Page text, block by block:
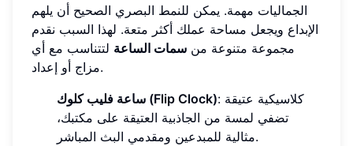
الجماليات مهمة. يمكن للنمط البصري الصحيح أن يلهم
الإبداع ويجعل مساحة عملك أكثر متعة. لهذا السبب نقدم
مجموعة متنوعة من سمات الساعة لتتناسب مع أي
مزاج أو إعداد.
ساعة فليب كلوك (Flip Clock): كلاسيكية عتيقة
تضفي لمسة من الجاذبية العتيقة على مكتبك،
مثالية للمبدعين ومقدمي البث المباشر.